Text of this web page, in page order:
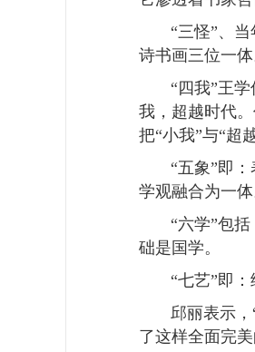
“三怪”、
诗书画三位一体
“四我”王学
我，超越时代
把“小我”与“超
“五象”即：
学观融合为一体
“六学”包括
础是国学。
“七艺”即：
邱丽表示，
了这样全面完